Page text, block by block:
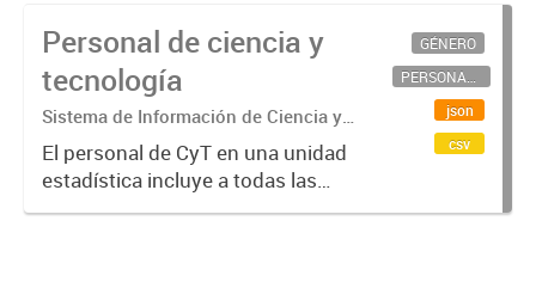
Personal de ciencia y
tecnología
Sistema de Información de Ciencia y
Tecnología Argentino (SICYTAR)
El personal de CyT en una unidad
estadística incluye a todas las
personas involucradas
GÉNERO
PERSONAL CIENTÍFICO-TECNOLÓGICO
json
csv